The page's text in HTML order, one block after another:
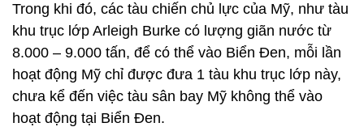
Trong khi đó, các tàu chiến chủ lực của Mỹ, như tàu
khu trục lớp Arleigh Burke có lượng giãn nước từ
8.000 – 9.000 tấn, để có thể vào Biển Đen, mỗi lần
hoạt động Mỹ chỉ được đưa 1 tàu khu trục lớp này,
chưa kể đến việc tàu sân bay Mỹ không thể vào
hoạt động tại Biển Đen.